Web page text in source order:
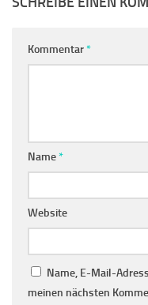
Kommentar*
Name*
Website
Name, E-Mail-
meinen nächsten